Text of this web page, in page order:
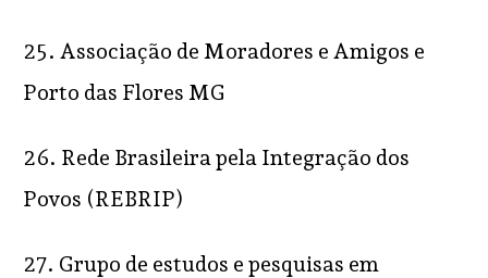
25. Associação de Moradores e Amigos e
Porto das Flores MG
26. Rede Brasileira pela Integração dos
Povos (REBRIP)
27. Grupo de estudos e pesquisas em